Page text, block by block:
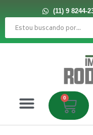
conteúdo
(11) 9 8244-
Pesquisar
0